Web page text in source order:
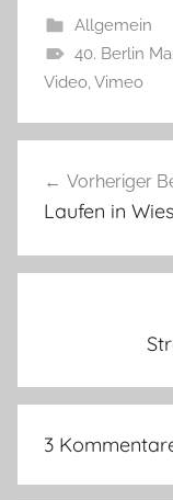
Allgemein
40. Berlin
Video,Vimeo
Vorheriger
Laufen in
3